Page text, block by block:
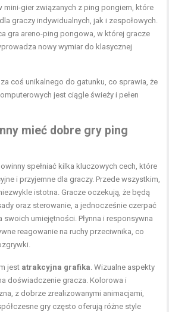
mini-gier związanych z ping pongiem, które
graczy indywidualnych, jak i zespołowych.
gra areno-ping pongowa, w której gracze
nowy wymiar do klasycznej
coś unikalnego do gatunku, co sprawia, że
jest ciągle świeży i pełen
mieć dobre gry ping
spełniać kilka kluczowych cech, które
i przyjemne dla graczy. Przede wszystkim,
istotna. Gracze oczekują, że będą
oraz sterowanie, a jednocześnie czerpać
umiejętności. Płynna i responsywna
reagowanie na ruchy przeciwnika, co
jest atrakcyjna grafika. Wizualne aspekty
doświadczenie gracza. Kolorowa i
z dobrze zrealizowanymi animacjami,
gry często oferują różne style